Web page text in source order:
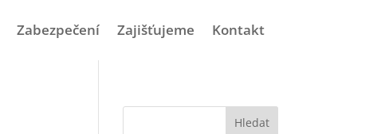
Zabezpečení Zajišťujeme Kontakt